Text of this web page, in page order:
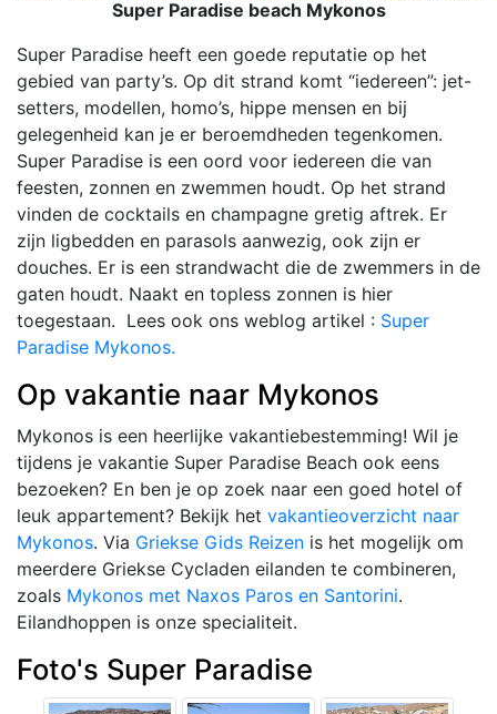
Super Paradise beach Mykonos
Super Paradise heeft een goede reputatie op het
gebied van party’s. Op dit strand komt “iedereen”: jet-
setters, modellen, homo’s, hippe mensen en bij
gelegenheid kan je er beroemdheden tegenkomen.
Super Paradise is een oord voor iedereen die van
feesten, zonnen en zwemmen houdt. Op het strand
vinden de cocktails en champagne gretig aftrek. Er
zijn ligbedden en parasols aanwezig, ook zijn er
douches. Er is een strandwacht die de zwemmers in de
gaten houdt. Naakt en topless zonnen is hier
toegestaan. Lees ook ons weblog artikel : Super
Paradise Mykonos.
Op vakantie naar Mykonos
Mykonos is een heerlijke vakantiebestemming! Wil je
tijdens je vakantie Super Paradise Beach ook eens
bezoeken? En ben je op zoek naar een goed hotel of
leuk appartement? Bekijk het vakantieoverzicht naar
Mykonos. Via Griekse Gids Reizen is het mogelijk om
meerdere Griekse Cycladen eilanden te combineren,
zoals Mykonos met Naxos Paros en Santorini.
Eilandhoppen is onze specialiteit.
Foto's Super Paradise